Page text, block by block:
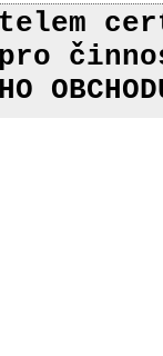
pro